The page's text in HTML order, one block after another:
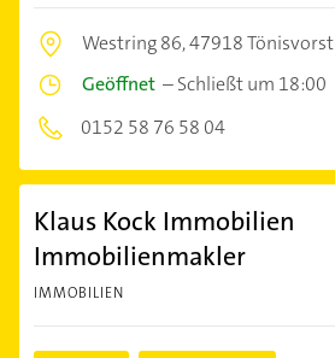
Westring 86,47918 Tönisvorst
Geöffnet –Schließt um 18:00
0152 58 76 58 04
Klaus Kock Immobilien
Immobilienmakler
IMMOBILIEN